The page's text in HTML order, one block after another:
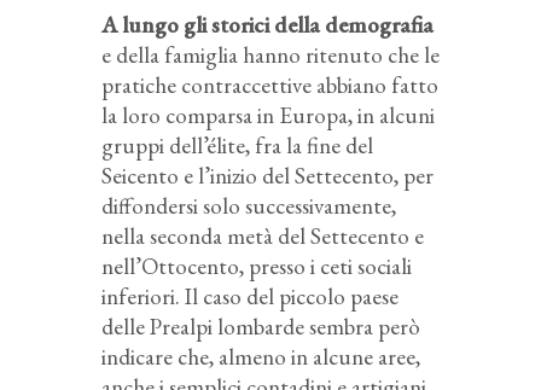
A lungo gli storici della demografia
e della famiglia hanno ritenuto che le
pratiche contraccettive abbiano fatto
la loro comparsa in Europa, in alcuni
gruppi dell’élite, fra la fine del
Seicento e l’inizio del Settecento, per
diffondersi solo successivamente,
nella seconda metà del Settecento e
nell’Ottocento, presso i ceti sociali
inferiori. Il caso del piccolo paese
delle Prealpi lombarde sembra però
indicare che, almeno in alcune aree,